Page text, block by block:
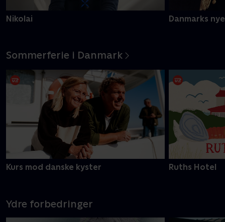
Nikolai Danmarks
Sommerferie i Danmark
Kurs mod danske kyster Ruths Hotel
Ydre forbedringer